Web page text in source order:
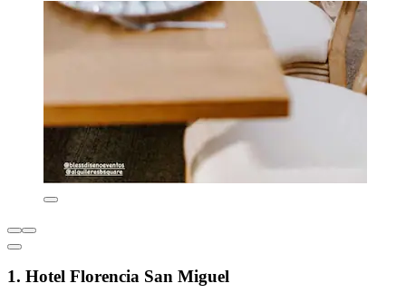
1. Hotel Florencia San Miguel